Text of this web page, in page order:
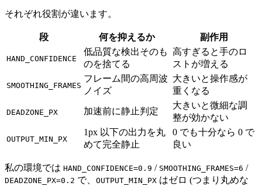
それぞれ役割が違います。
段 何を抑えるか 副作用
HAND_CONFIDENCE
低品質な検出そのも
のを捨てる
高すぎると手のロ
ストが増える
SMOOTHING_FRAMES
フレーム間の高周波
ノイズ
大きいと操作感が
重くなる
DEADZONE_PX 加速前に静止判定
大きいと微細な調
整が効かない
OUTPUT_MIN_PX
1px 以下の出力を丸
めて完全静止
0 でも十分なら 0 で
良い
私の環境では HAND_CONFIDENCE=0.9 / SMOOTHING_FRAMES=6 /
DEADZONE_PX=0.2 で、 OUTPUT_MIN_PX はゼロ (つまり丸めな